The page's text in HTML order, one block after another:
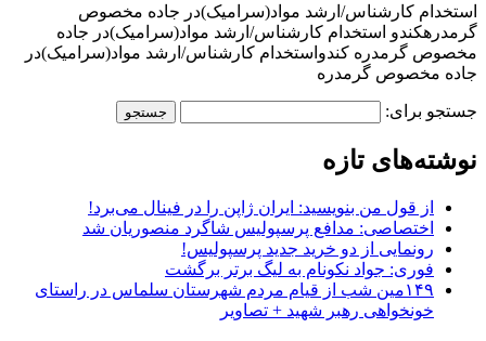
استخدام کارشناس/ارشد مواد(سرامیک)در جاده مخصوص
گرمدرهکندو استخدام کارشناس/ارشد مواد(سرامیک)در جاده
مخصوص گرمدره کندواستخدام کارشناس/ارشد مواد(سرامیک)در
جاده مخصوص گرمدره
جستجو برای:
نوشته‌های تازه
از قول من بنویسید: ایران ژاپن را در فینال می‌برد!
اختصاصی: مدافع پرسپولیس شاگرد منصوریان شد
رونمایی از دو خرید جدید پرسپولیس!
فوری: جواد نکونام به لیگ برتر برگشت
۱۴۹مین شب از قیام مردم شهرستان سلماس در راستای
خونخواهی رهبر شهید + تصاویر